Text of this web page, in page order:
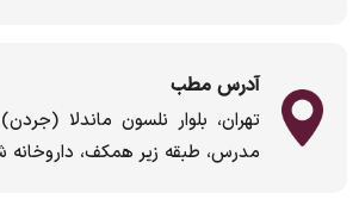
آدرس مطب
تهران، بلوار نلسون ماندلا
مدرس، طبقه زیر همکف، داروخانه